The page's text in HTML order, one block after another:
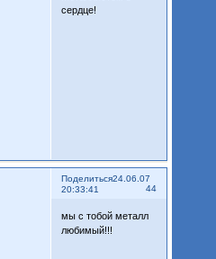
сердце!
Поделиться
44
24.06.07
20:33:41
мы с тобой металл
любимый!!!